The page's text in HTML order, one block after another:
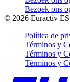
Bezoek ons
© 2026 Euractiv ES
Política de
Términos y
Términos y
Términos y